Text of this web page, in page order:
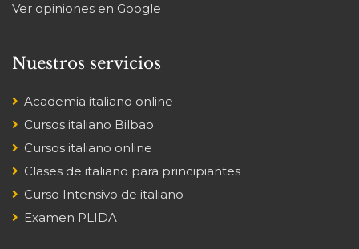
Ver opiniones en Google
Nuestros servicios
Academia italiano online
Cursos italiano Bilbao
Cursos italiano online
Clases de italiano para principiantes
Curso Intensivo de italiano
Examen PLIDA